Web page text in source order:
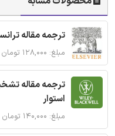
ترجمه مقاله
مبلغ: ۱۲۸,۰۰۰ تومان
ترجمه مقاله
استوار
مبلغ: ۱۴۰,۰۰۰ تومان